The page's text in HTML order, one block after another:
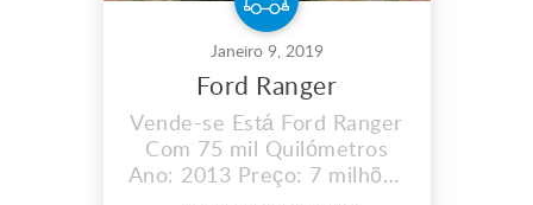
Janeiro 9, 2019
Ford Ranger
Vende-se Está Ford Ranger
Com 75 mil Quilómetros
Ano: 2013 Preço: 7 milhões